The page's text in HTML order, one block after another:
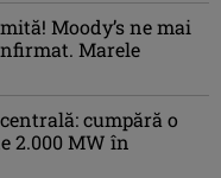
Moody’s ne mai
Marele
cumpără o
2.000 MW în